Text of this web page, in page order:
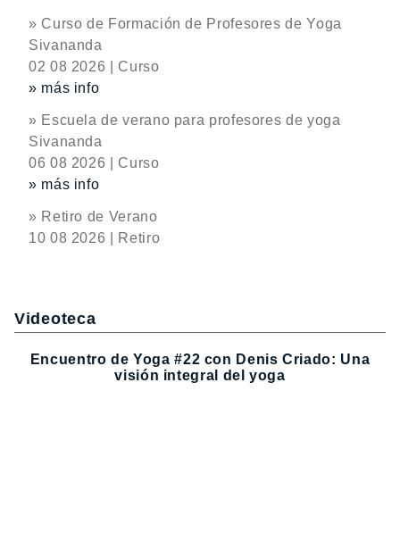
» Curso de Formación de Profesores de Yoga
Sivananda
02 08 2026 | Curso
» más info
» Escuela de verano para profesores de yoga
Sivananda
06 08 2026 | Curso
» más info
» Retiro de Verano
10 08 2026 | Retiro
Videoteca
Encuentro de Yoga #22 con Denis Criado: Una
visión integral del yoga